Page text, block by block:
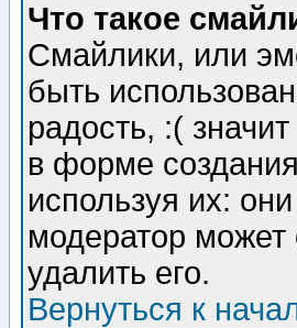
Что такое
Смайлики, или
быть
радость, :(
в форме
используя их:
модератор
удалить его.
Вернуться к